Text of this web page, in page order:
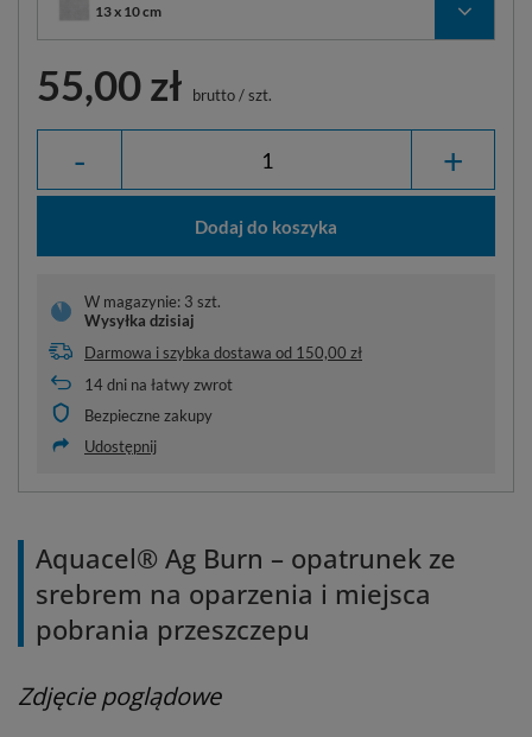
13 x 10 cm
55,00 zł brutto/szt.
- +
Dodaj do koszyka
W magazynie: 3 szt.
Wysyłka dzisiaj
Darmowa i szybka dostawa od 150,00 zł
14dni na łatwy zwrot
Bezpieczne zakupy
Udostępnij
Aquacel® Ag Burn – opatrunek ze
srebrem na oparzenia i miejsca
pobrania przeszczepu
Zdjęcie poglądowe